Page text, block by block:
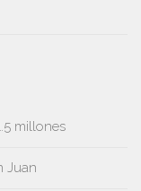
millones
Juan